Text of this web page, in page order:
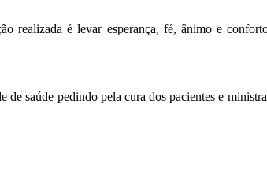
realizada é levar esperança, fé, ânimo e
saúde pedindo pela cura dos pacientes e